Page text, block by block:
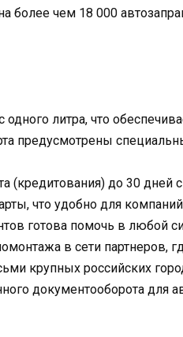
более чем 18 000
одного литра, что
предусмотрены
(кредитования) до 30
что удобно для
готова помочь в любой
в сети партнеров,
крупных российских
документооборота для